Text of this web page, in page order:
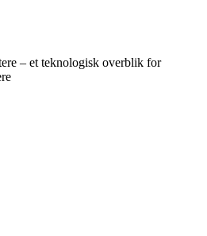
– et teknologisk overblik for